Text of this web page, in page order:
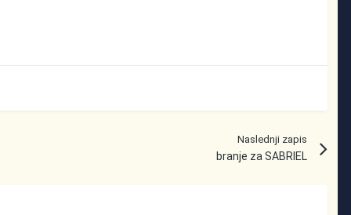
Naslednji zapis
branje za SABRIEL